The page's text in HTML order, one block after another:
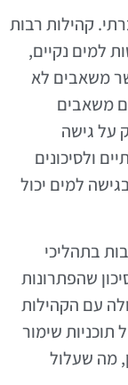
קהילות רבות
למים נקיים,
משאבים לא
משאבים
על גישה
ולסיכונים
למים יכול
בתהליכי
שהפתרונות
עם הקהילות
שימור
מה שעלול